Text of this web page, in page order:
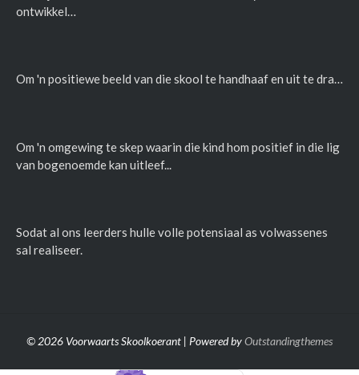
ontwikkel…
Om 'n positiewe beeld van die skool te handhaaf en uit te dra…
Om 'n omgewing te skep waarin die kind hom positief in die lig
van bogenoemde kan uitleef...
Sodat al ons leerders hulle volle potensiaal as volwassenes
sal realiseer.
© 2026 Voorwaarts Skoolkoerant | Powered byOutstandingthemes